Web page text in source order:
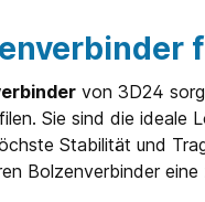
ist. Das innovative
ermöglicht eine einfache
bei der Installation spart.
Einer der herausragenden
des Bolzenverbinders von
seine Langlebigkeit.
wird der Stahl
von 3D24
Sie sind die ideale
Stabilität und
Bolzenverbinder